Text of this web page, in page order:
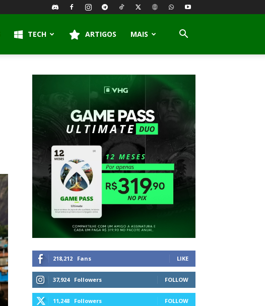
TECH ARTIGOS MAIS
218,212 Fans LIKE
37,924 Followers FOLLOW
11,248 Followers FOLLOW